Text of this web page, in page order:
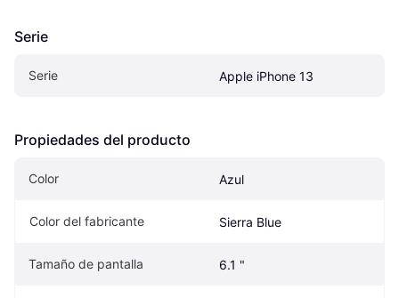
Serie
Serie Apple iPhone 13
Propiedades del producto
Color Azul
Color del fabricante Sierra Blue
Tamaño de pantalla 6.1 "